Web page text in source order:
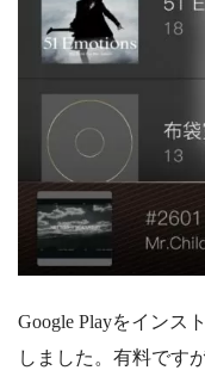
Google Playをインス
しました。有料です